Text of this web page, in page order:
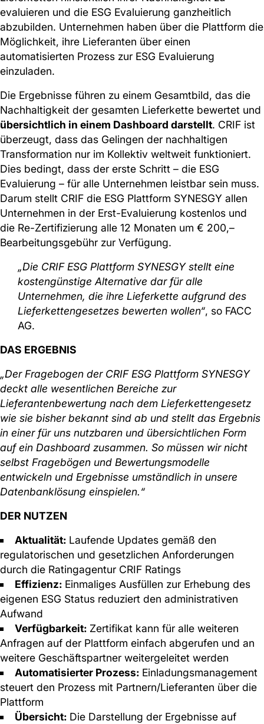
evaluieren und die ESG Evaluierung ganzheitlich
abzubilden. Unternehmen haben über die Plattform die
Möglichkeit, ihre Lieferanten über einen
automatisierten Prozess zur ESG Evaluierung
einzuladen.
Die Ergebnisse führen zu einem Gesamtbild, das die
Nachhaltigkeit der gesamten Lieferkette bewertet und
übersichtlich in einem Dashboard darstellt. CRIF ist
überzeugt, dass das Gelingen der nachhaltigen
Transformation nur im Kollektiv weltweit funktioniert.
Dies bedingt, dass der erste Schritt – die ESG
Evaluierung – für alle Unternehmen leistbar sein muss.
Darum stellt CRIF die ESG Plattform SYNESGY allen
Unternehmen in der Erst-Evaluierung kostenlos und
die Re-Zertifizierung alle 12 Monaten um € 200,–
Bearbeitungsgebühr zur Verfügung.
„Die CRIF ESG Plattform SYNESGY stellt eine
kostengünstige Alternative dar für alle
Unternehmen, die ihre Lieferkette aufgrund des
Lieferkettengesetzes bewerten wollen“, so FACC
AG.
DAS ERGEBNIS
„Der Fragebogen der CRIF ESG Plattform SYNESGY
deckt alle wesentlichen Bereiche zur
Lieferantenbewertung nach dem Lieferkettengesetz
wie sie bisher bekannt sind ab und stellt das Ergebnis
in einer für uns nutzbaren und übersichtlichen Form
auf ein Dashboard zusammen. So müssen wir nicht
selbst Fragebögen und Bewertungsmodelle
entwickeln und Ergebnisse umständlich in unsere
Datenbanklösung einspielen.“
DER NUTZEN
Aktualität: Laufende Updates gemäß den
regulatorischen und gesetzlichen Anforderungen
durch die Ratingagentur CRIF Ratings
Effizienz: Einmaliges Ausfüllen zur Erhebung des
eigenen ESG Status reduziert den administrativen
Aufwand
Verfügbarkeit: Zertifikat kann für alle weiteren
Anfragen auf der Plattform einfach abgerufen und an
weitere Geschäftspartner weitergeleitet werden
Automatisierter Prozess: Einladungsmanagement
steuert den Prozess mit Partnern/Lieferanten über die
Plattform
Übersicht: Die Darstellung der Ergebnisse auf